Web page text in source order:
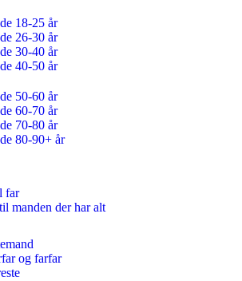
18-25 år
26-30 år
30-40 år
40-50 år
50-60 år
60-70 år
70-80 år
80-90+ år
far
manden der har alt
og farfar